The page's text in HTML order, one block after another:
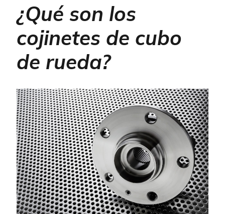
¿Qué son los
cojinetes de cubo
de rueda?